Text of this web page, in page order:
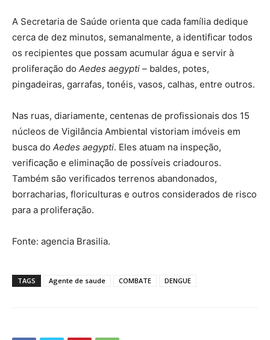
A Secretaria de Saúde orienta que cada família dedique
cerca de dez minutos, semanalmente, a identificar todos
os recipientes que possam acumular água e servir à
proliferação do Aedes aegypti – baldes, potes,
pingadeiras, garrafas, tonéis, vasos, calhas, entre outros.
Nas ruas, diariamente, centenas de profissionais dos 15
núcleos de Vigilância Ambiental vistoriam imóveis em
busca do Aedes aegypti. Eles atuam na inspeção,
verificação e eliminação de possíveis criadouros.
Também são verificados terrenos abandonados,
borracharias, floriculturas e outros considerados de risco
para a proliferação.
Fonte: agencia Brasilia.
TAGS Agente de saude COMBATE DENGUE